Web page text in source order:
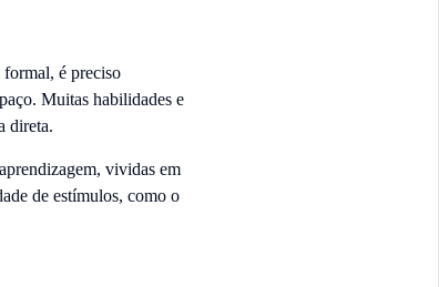
formal, é preciso
Muitas habilidades e
direta.
vividas em
de estímulos, como o